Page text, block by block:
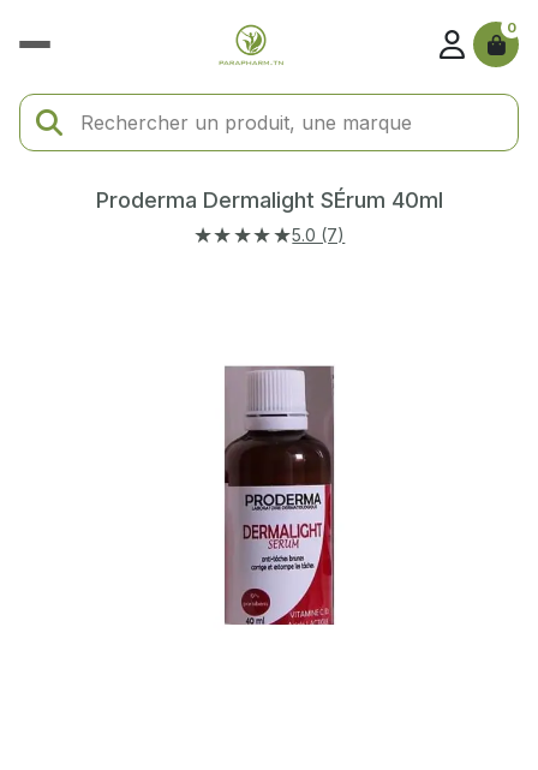
0
Proderma Dermalight SÉrum 40ml
★★★★★5.0 (7)